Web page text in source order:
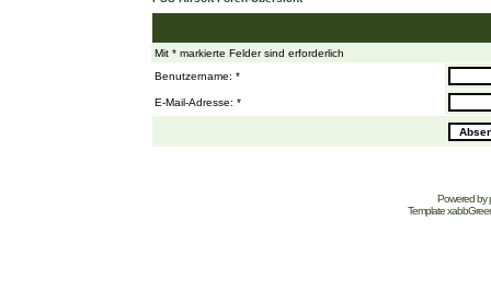
Mit * markierte Felder sind erforderlich
Benutzername: *
E-Mail-Adresse: *
Powered by
Template